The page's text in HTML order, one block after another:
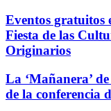
Eventos gratuitos
Fiesta de las
Originarios
La ‘Mañanera’
de la conferencia